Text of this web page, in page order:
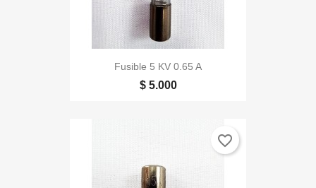
Fusible 5 KV 0.65 A
$ 5.000
favorite_border